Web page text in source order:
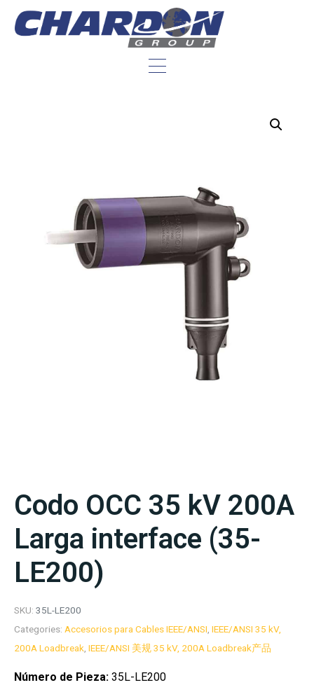
Codo OCC 35 kV 200A
Larga interface (35-
LE200)
SKU: 35L-LE200
Categories: Accesorios para Cables IEEE/ANSI IEEE/ANSI 35 kV,
200A Loadbreak IEEE/ANSI 美规 35 kV, 200A Loadbreak产品
Número de Pieza: 35L-LE200